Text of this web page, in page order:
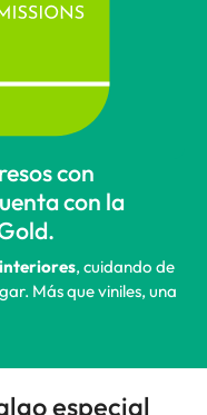
con
con la
, cuidando de
Más que viniles, una
especial